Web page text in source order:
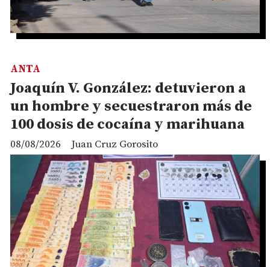
Joaquín V. González: detuvieron a
un hombre y secuestraron más de
100 dosis de cocaína y marihuana
Juan Cruz Gorosito
ANTA
08/08/2026